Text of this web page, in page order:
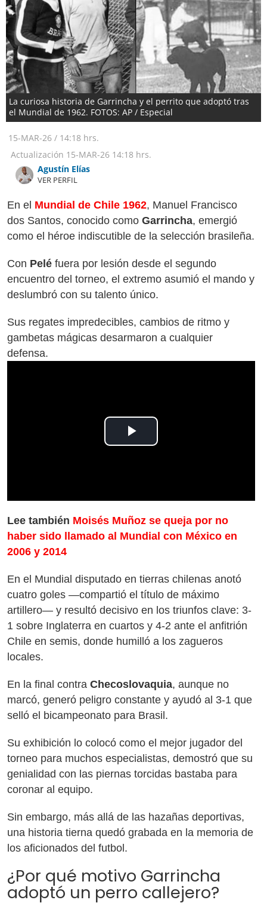
La curiosa historia de Garrincha y el perrito que adoptó tras
el Mundial de 1962. FOTOS: AP / Especial
15-MAR-26 / 14:18 hrs.
Actualización 15-MAR-26 14:18 hrs.
Agustín Elías
VER PERFIL
En el Mundial de Chile 1962, Manuel Francisco
dos Santos, conocido como Garrincha, emergió
como el héroe indiscutible de la selección brasileña.
Con Pelé fuera por lesión desde el segundo
encuentro del torneo, el extremo asumió el mando y
deslumbró con su talento único.
Sus regates impredecibles, cambios de ritmo y
gambetas mágicas desarmaron a cualquier
defensa.
Play
Lee también Moisés Muñoz se queja por no
haber sido llamado al Mundial con México en
2006 y 2014
En el Mundial disputado en tierras chilenas anotó
cuatro goles —compartió el título de máximo
artillero— y resultó decisivo en los triunfos clave: 3-
1 sobre Inglaterra en cuartos y 4-2 ante el anfitrión
Chile en semis, donde humilló a los zagueros
locales.
En la final contra Checoslovaquia, aunque no
marcó, generó peligro constante y ayudó al 3-1 que
selló el bicampeonato para Brasil.
Su exhibición lo colocó como el mejor jugador del
torneo para muchos especialistas, demostró que su
genialidad con las piernas torcidas bastaba para
coronar al equipo.
Sin embargo, más allá de las hazañas deportivas,
una historia tierna quedó grabada en la memoria de
los aficionados del futbol.
¿Por qué motivo Garrincha
adoptó un perro callejero?